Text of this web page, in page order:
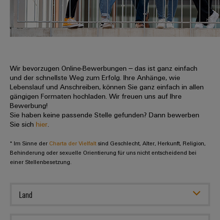
erlebbar
werden.
Datencenter
Produkte
für
Rechenzentren
–
effizient,
zuverlässig,
skalierbar
Energiespeicher
Lösungen
und
Anschlusstechnologie
DC-
u-
OS
Edge
Computing
Industrial
5G
Single
Leiterplattenklemmen
Gehäusesysteme
komponenten
Kabeleinführungssysteme
und
-
komponenten
Anschlussleitungen,
Patchkabel
Fast
Delivery
Beratung
und
digitale
Planung
easyConnect
-
Ihre
uns
Promotionfahrzeug
Distribution
Info
für
unsere
Partner
Vertrieb
Weidmüller
Zahlen
Unser
Vorstand
Nachhaltigkeit
Academy
People
Karriere
Stellen
für
Berufserfahrene
Für
Studierende
Werkstudententätigkeiten
Praktika
Abschlussarbeiten
Wir bevorzugen Online-Bewerbungen – das ist ganz einfach
und der schnellste Weg zum Erfolg. Ihre Anhänge, wie
Lebenslauf und Anschreiben, können Sie ganz einfach in allen
gängigen Formaten hochladen. Wir freuen uns auf Ihre
Bewerbung!
Sie haben keine passende Stelle gefunden? Dann bewerben
Sie sichhier
* Im Sinne der Charta der Vielfalt sind Geschlecht, Alter, Herkunft, Religion,
Behinderung oder sexuelle Orientierung für uns nicht entscheidend bei
einer Stellenbesetzung.
Land